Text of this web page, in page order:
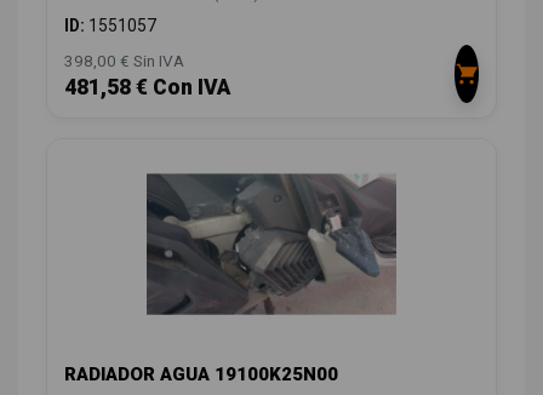
ID: 1551057
398,00 € Sin IVA
481,58 € Con IVA
RADIADOR AGUA 19100K25N00